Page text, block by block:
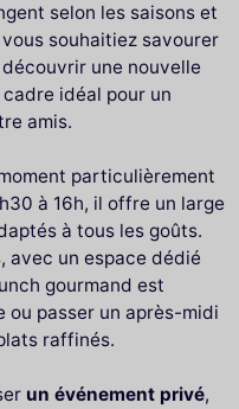
selon les saisons et
souhaitiez savourer
une nouvelle
idéal pour un
amis.
particulièrement
à 16h, il offre un large
à tous les goûts.
avec un espace dédié
gourmand est
ou passer un après-midi
raffinés.
un événement privé,